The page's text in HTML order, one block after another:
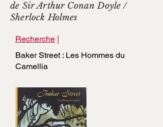
de Sir Arthur Conan Doyle /
Sherlock Holmes
Recherche |
Baker Street : Les Hommes du
Camellia